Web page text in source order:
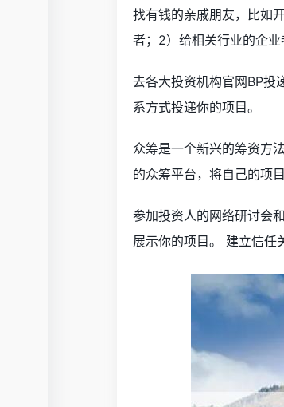
找有钱的亲戚朋友，比如
者；2）给相关行业的企业
去各大投资机构官网BP投
系方式投递你的项目。
众筹是一个新兴的筹资方
的众筹平台，将自己的项
参加投资人的网络研讨会
展示你的项目。 建立信任